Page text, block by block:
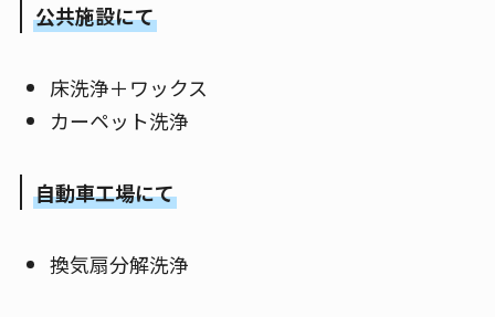
公共施設にて
床洗浄＋ワックス
カーペット洗浄
自動車工場にて
換気扇分解洗浄